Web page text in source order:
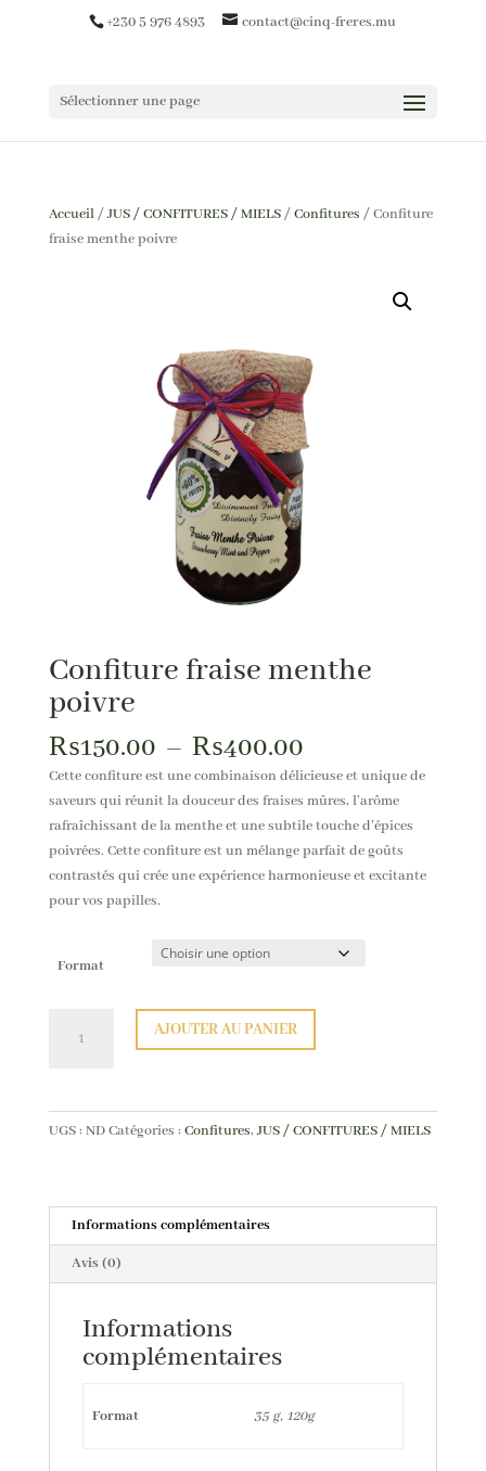
+230 5 976 4893 contact@cinq-freres.mu
Sélectionner une page
Accueil/JUS / CONFITURES / MIELS/Confitures / Confiture
fraise menthe poivre
Confiture fraise menthe
poivre
₨150.00 – ₨400.00Plage
de
prix :
₨150.00
à
₨400.00
Cette confiture est une combinaison délicieuse et unique de
saveurs qui réunit la douceur des fraises mûres, l’arôme
rafraîchissant de la menthe et une subtile touche d’épices
poivrées. Cette confiture est un mélange parfait de goûts
contrastés qui crée une expérience harmonieuse et excitante
pour vos papilles.
Format
AJOUTER AU PANIER
UGS : NDCatégories : Confitures,JUS / CONFITURES / MIELS
Informations complémentaires
Avis (0)
Informations
complémentaires
Format 35 g, 120g